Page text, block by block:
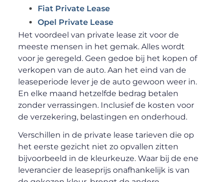
Fiat Private Lease
Opel Private Lease
Het voordeel van private lease zit voor de
meeste mensen in het gemak. Alles wordt
voor je geregeld. Geen gedoe bij het kopen of
verkopen van de auto. Aan het eind van de
leaseperiode lever je de auto gewoon weer in.
En elke maand hetzelfde bedrag betalen
zonder verrassingen. Inclusief de kosten voor
de verzekering, belastingen en onderhoud.
Verschillen in de private lease tarieven die op
het eerste gezicht niet zo opvallen zitten
bijvoorbeeld in de kleurkeuze. Waar bij de ene
leverancier de leaseprijs onafhankelijk is van